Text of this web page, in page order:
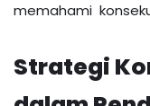
memahami
Strategi